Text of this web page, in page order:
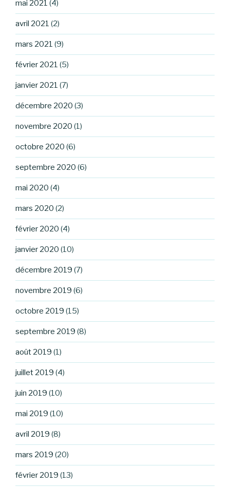
mai 2021 (4)
avril 2021 (2)
mars 2021 (9)
février 2021 (5)
janvier 2021 (7)
décembre 2020 (3)
novembre 2020 (1)
octobre 2020 (6)
septembre 2020 (6)
mai 2020 (4)
mars 2020 (2)
février 2020 (4)
janvier 2020 (10)
décembre 2019 (7)
novembre 2019 (6)
octobre 2019 (15)
septembre 2019 (8)
août 2019 (1)
juillet 2019 (4)
juin 2019 (10)
mai 2019 (10)
avril 2019 (8)
mars 2019 (20)
février 2019 (13)